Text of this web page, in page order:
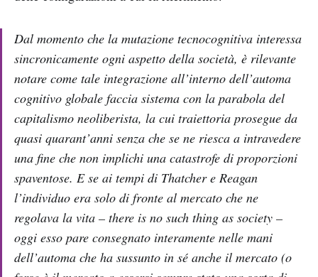
Dal momento che la mutazione tecnocognitiva interessa
sincronicamente ogni aspetto della società, è rilevante
notare come tale integrazione all’interno dell’automa
cognitivo globale faccia sistema con la parabola del
capitalismo neoliberista, la cui traiettoria prosegue da
quasi quarant’anni senza che se ne riesca a intravedere
una fine che non implichi una catastrofe di proporzioni
spaventose. E se ai tempi di Thatcher e Reagan
l’individuo era solo di fronte al mercato che ne
regolava la vita – there is no such thing as society –
oggi esso pare consegnato interamente nelle mani
dell’automa che ha sussunto in sé anche il mercato (o